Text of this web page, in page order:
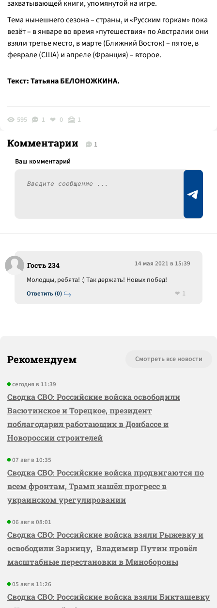
захватывающей книги, упомянутой на игре.
Тема нынешнего сезона – страны, и «Русским горкам» пока
везёт – в январе во время «путешествия» по Австралии они
взяли третье место, в марте (Ближний Восток) – пятое, в
феврале (США) и апреле (Франция) – второе.
Текст: Татьяна БЕЛОНОЖКИНА.
595 1 0 1
Комментарии 1
Гость 234 14 мая 2021 в 15:39
Ответить (0)
Молодцы, ребята! :) Так держать! Новых побед!
1
Рекомендуем Смотреть все новости
сегодня в 11:39
Сводка СВО: Российские войска освободили
Васютинское и Торецкое, президент
поблагодарил работающих в Донбассе и
Новороссии строителей
07 авг в 10:35
Сводка СВО: Российские войска продвигаются по
всем фронтам, Трамп нашёл прогресс в
украинском урегулировании
06 авг в 08:01
Сводка СВО: Российские войска взяли Рыжевку и
освободили Зарницу, Владимир Путин провёл
масштабные перестановки в Минобороны
05 авг в 11:26
Сводка СВО: Российские войска взяли Бикташевку